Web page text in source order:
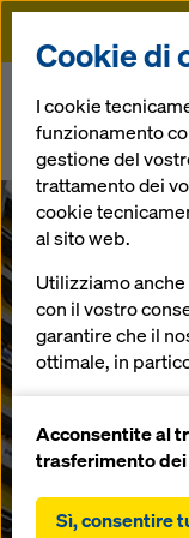
Doka
L’impresa edile
Xlife Plus
Cookie di
I cookie
funzionamento
gestione del
trattamento dei
cookie
al sito web.
Utilizziamo
con il vostro
garantire che il
ottimale, in
nostro sito
facilitare un
statistici),
Acconsentite al
trasferimento
Sì, consentire